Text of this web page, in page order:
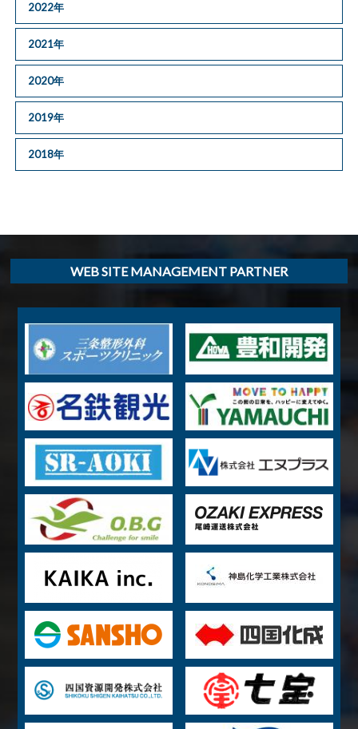
2022年
2021年
2020年
2019年
2018年
WEB SITE MANAGEMENT PARTNER